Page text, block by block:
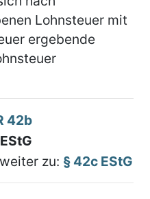
Lohnsteuer mit
ergebende
42b
weiter zu: § 42c EStG